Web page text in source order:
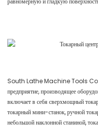
South Lathe Machine Tools
предприятие, производящее
включает в себя сверхмощный
токарный мини-станок, ручной
небольшой наклонной станиной,